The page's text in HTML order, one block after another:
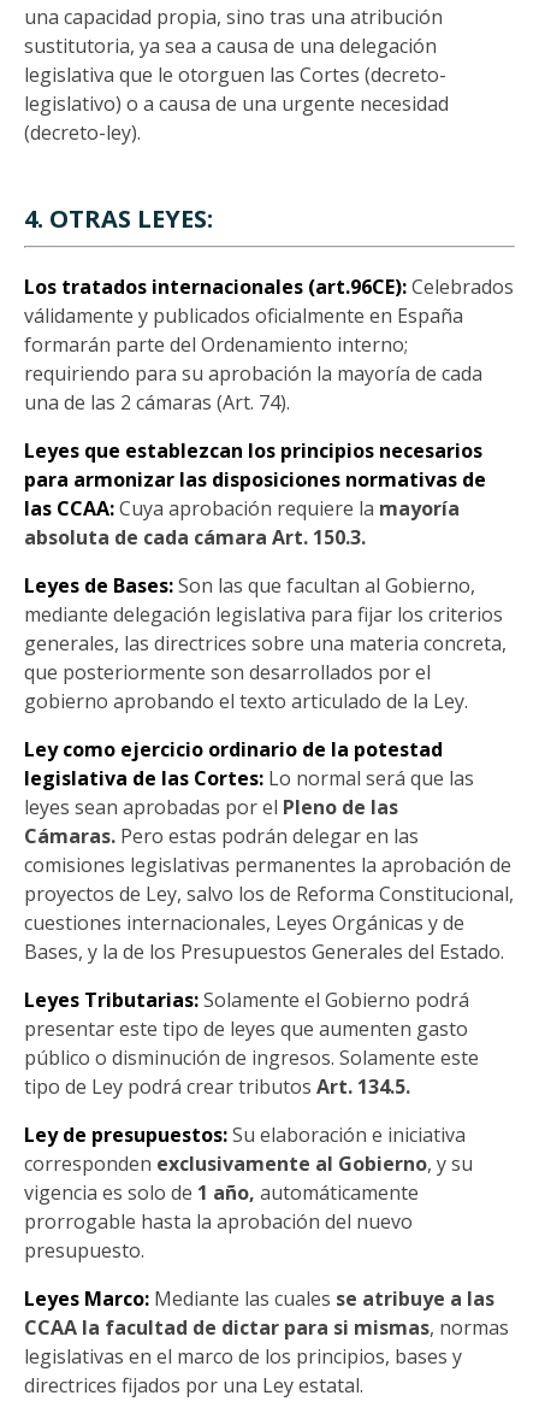
una capacidad propia, sino tras una atribución
sustitutoria, ya sea a causa de una delegación
legislativa que le otorguen las Cortes (decreto-
legislativo) o a causa de una urgente necesidad
(decreto-ley).
4. OTRAS LEYES:
Los tratados internacionales (art.96CE):Celebrados
válidamente y publicados oficialmente en España
formarán parte del Ordenamiento interno;
requiriendo para su aprobación la mayoría de cada
una de las 2 cámaras (Art. 74).
Leyes que establezcan los principios necesarios
para armonizar las disposiciones normativas de
las CCAA:Cuya aprobación requiere la mayoría
absoluta de cada cámara Art. 150.3.
Leyes de Bases:Son las que facultan al Gobierno,
mediante delegación legislativa para fijar los criterios
generales, las directrices sobre una materia concreta,
que posteriormente son desarrollados por el
gobierno aprobando el texto articulado de la Ley.
Ley como ejercicio ordinario de la potestad
legislativa de las Cortes: Lo normal será que las
leyes sean aprobadas por el Pleno de las
Cámaras. Pero estas podrán delegar en las
comisiones legislativas permanentes la aprobación de
proyectos de Ley, salvo los de Reforma Constitucional,
cuestiones internacionales, Leyes Orgánicas y de
Bases, y la de los Presupuestos Generales del Estado.
Leyes Tributarias:Solamente el Gobierno podrá
presentar este tipo de leyes que aumenten gasto
público o disminución de ingresos. Solamente este
tipo de Ley podrá crear tributos Art. 134.5.
Ley de presupuestos:Su elaboración e iniciativa
corresponden exclusivamente al Gobierno, y su
vigencia es solo de 1 año, automáticamente
prorrogable hasta la aprobación del nuevo
presupuesto.
Leyes Marco: Mediante las cuales se atribuye a las
CCAA la facultad de dictar para si mismas, normas
legislativas en el marco de los principios, bases y
directrices fijados por una Ley estatal.